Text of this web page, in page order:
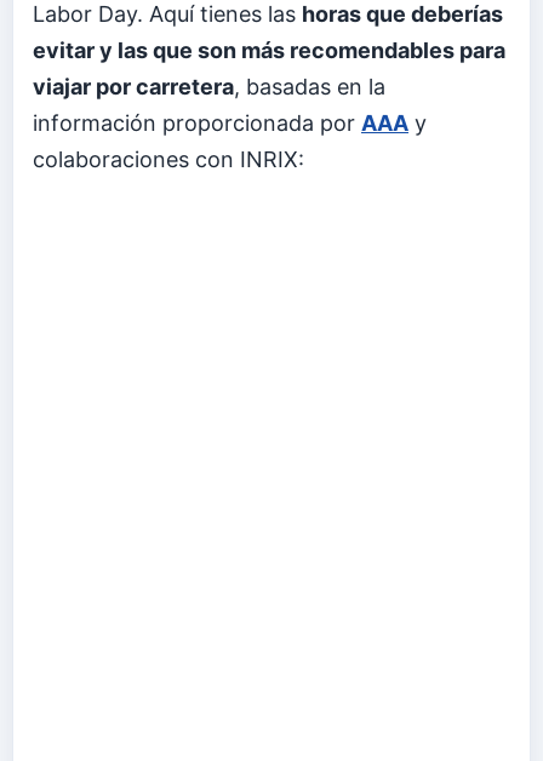
Labor Day. Aquí tienes las horas que deberías
evitar y las que son más recomendables para
viajar por carretera, basadas en la
información proporcionada por AAA y
colaboraciones con INRIX: